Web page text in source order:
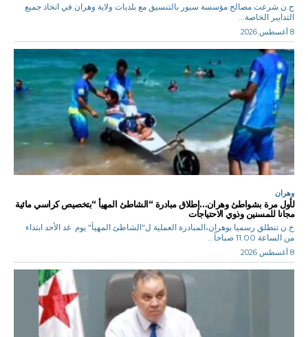
ح.ن شرعت مصالح مؤسسة سيور بالتنسيق مع بلديات ولاية وهران في اتخاذ جميع
التدابير الخاصة...
8 أغسطس 2026
وهران
لأول مرة بشواطئ وهران…إطلاق مبادرة “الشاطئ المهيأ “بتخصيص كراسي مائية
مجانا للمسنين وذوي الاحتياجات
ح.ن تنطلق رسميا بوهران،المبادرة العملية ل"الشاطئ المهيأ" يوم غد الأحد ابتداء
من الساعة 11.00 صباحاً...
8 أغسطس 2026